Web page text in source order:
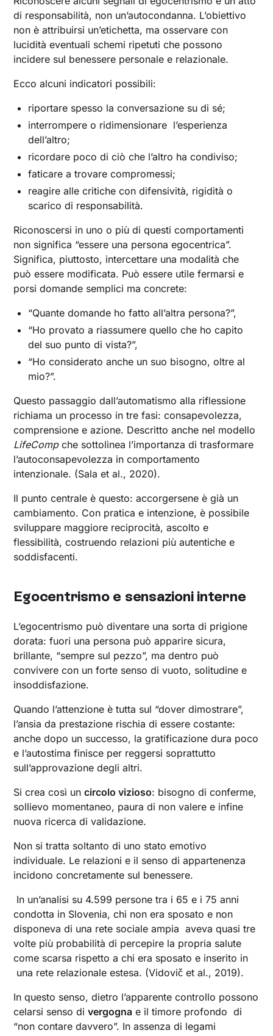
di responsabilità, non un’autocondanna. L’obiettivo
non è attribuirsi un’etichetta, ma osservare con
lucidità eventuali schemi ripetuti che possono
incidere sul benessere personale e relazionale.
Ecco alcuni indicatori possibili:
riportare spesso la conversazione su di sé;
interrompere o ridimensionare l’esperienza
dell’altro;
ricordare poco di ciò che l’altro ha condiviso;
faticare a trovare compromessi;
reagire alle critiche con difensività, rigidità o
scarico di responsabilità.
Riconoscersi in uno o più di questi comportamenti
non significa “essere una persona egocentrica”.
Significa, piuttosto, intercettare una modalità che
può essere modificata. Può essere utile fermarsi e
porsi domande semplici ma concrete:
“Quante domande ho fatto all’altra persona?”,
“Ho provato a riassumere quello che ho capito
del suo punto di vista?”,
“Ho considerato anche un suo bisogno, oltre al
mio?”.
Questo passaggio dall’automatismo alla riflessione
richiama un processo in tre fasi: consapevolezza,
comprensione e azione. Descritto anche nel modello
LifeCompche sottolinea l’importanza di trasformare
l’autoconsapevolezza in comportamento
intenzionale. (Sala et al., 2020).
Il punto centrale è questo: accorgersene è già un
cambiamento. Con pratica e intenzione, è possibile
sviluppare maggiore reciprocità, ascolto e
flessibilità, costruendo relazioni più autentiche e
soddisfacenti.
Egocentrismo e sensazioni interne
L’egocentrismo può diventare una sorta di prigione
dorata: fuori una persona può apparire sicura,
brillante, “sempre sul pezzo”, ma dentro può
convivere con un forte senso di vuoto, solitudine e
insoddisfazione.
Quando l’attenzione è tutta sul “dover dimostrare”,
l’ansia da prestazione rischia di essere costante:
anche dopo un successo, la gratificazione dura poco
e l’autostima finisce per reggersi soprattutto
sull’approvazione degli altri.
Si crea così uncircolo vizioso: bisogno di conferme,
sollievo momentaneo, paura di non valere e infine
nuova ricerca di validazione.
Non si tratta soltanto di uno stato emotivo
individuale. Le relazioni e il senso di appartenenza
incidono concretamente sul benessere.
In un’analisi su 4.599 persone tra i 65 e i 75 anni
condotta in Slovenia, chi non era sposato e non
disponeva di una rete sociale ampia aveva quasi tre
volte più probabilità di percepire la propria salute
come scarsa rispetto a chi era sposato e inserito in
una rete relazionale estesa. (Vidovič et al., 2019).
In questo senso, dietro l’apparente controllo possono
celarsi senso divergogna e il timore profondo di
“non contare davvero”. In assenza di legami